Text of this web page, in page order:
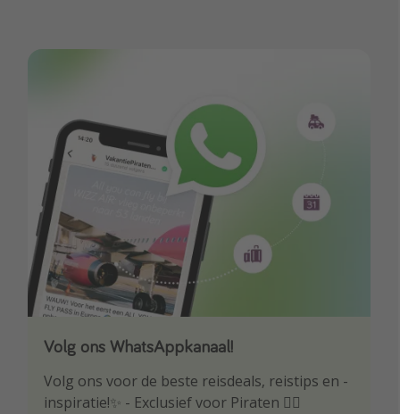
Strandvakantie in Italië
All inclusive vakantie in Griekenland
Volg ons WhatsAppkanaal!
Volg ons voor de beste reisdeals, reistips en -
inspiratie!✨ - Exclusief voor Piraten 🏴‍☠️
Download onze app
Wees als eerste op de hoogte van de beste
reisaanbiedingen